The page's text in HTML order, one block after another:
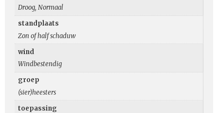
Droog, Normaal
standplaats
Zon of half schaduw
wind
Windbestendig
groep
(sier)heesters
toepassing